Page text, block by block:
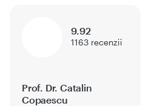
Prof. Dr. Catalin
Copaescu
9.92
1163 recenzii